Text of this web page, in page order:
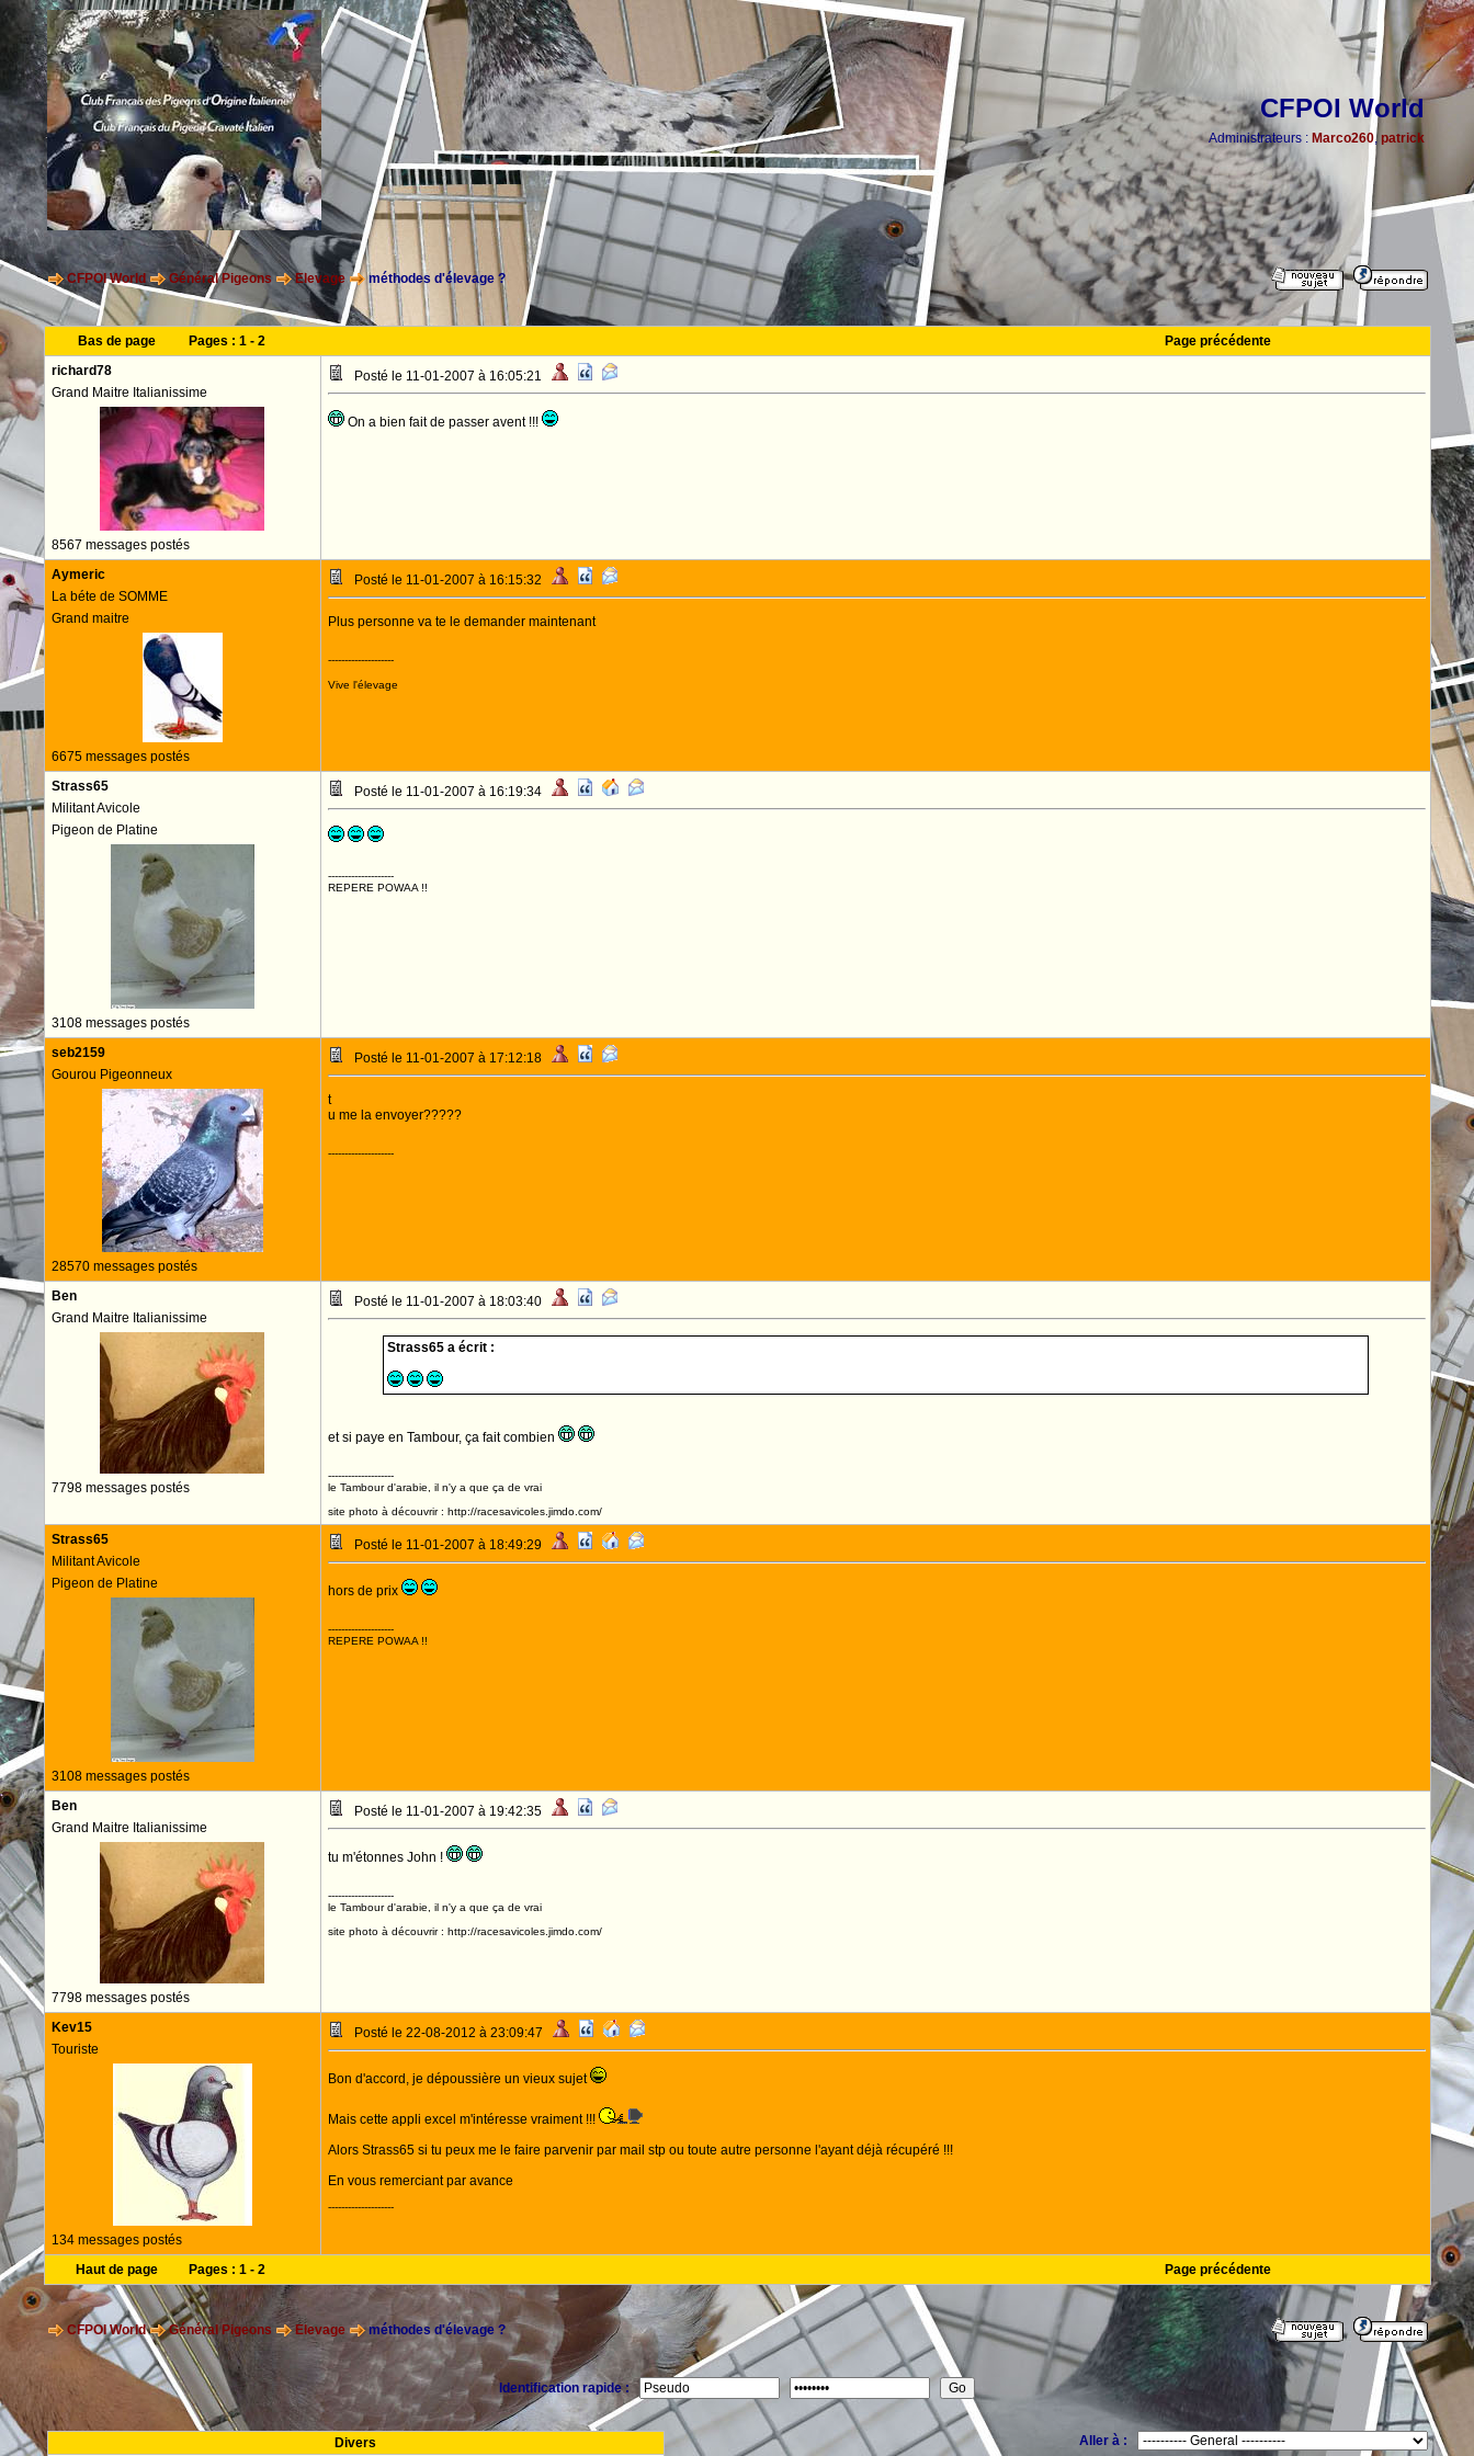
CFPOI World
Administrateurs : Marco260, patrick
CFPOI World Général Pigeons Elevage méthodes d'élevage ?
Bas de page Pages : 1- 2
Page précédente
richard78
Grand Maitre Italianissime
8567 messages postés
Posté le 11-01-2007 à 16:05:21
On a bien fait de passer avent !!!
Aymeric
La béte de SOMME
Grand maitre
6675 messages postés
Posté le 11-01-2007 à 16:15:32
Plus personne va te le demander maintenant
--------------------
Vive l'élevage
Strass65
Militant Avicole
Pigeon de Platine
3108 messages postés
Posté le 11-01-2007 à 16:19:34
--------------------
REPERE POWAA !!
seb2159
Gourou Pigeonneux
28570 messages postés
Posté le 11-01-2007 à 17:12:18
t
u me la envoyer?????
--------------------
Ben
Grand Maitre Italianissime
7798 messages postés
Posté le 11-01-2007 à 18:03:40
Strass65 a écrit :
et si paye en Tambour, ça fait combien
--------------------
le Tambour d'arabie, il n'y a que ça de vrai
site photo à découvrir : http://racesavicoles.jimdo.com/
Strass65
Militant Avicole
Pigeon de Platine
3108 messages postés
Posté le 11-01-2007 à 18:49:29
hors de prix
--------------------
REPERE POWAA !!
Ben
Grand Maitre Italianissime
7798 messages postés
Posté le 11-01-2007 à 19:42:35
tu m'étonnes John !
--------------------
le Tambour d'arabie, il n'y a que ça de vrai
site photo à découvrir : http://racesavicoles.jimdo.com/
Kev15
Touriste
134 messages postés
Posté le 22-08-2012 à 23:09:47
Bon d'accord, je dépoussière un vieux sujet
Mais cette appli excel m'intéresse vraiment !!!
Alors Strass65 si tu peux me le faire parvenir par mail stp ou toute autre personne l'ayant déjà récupéré !!!
En vous remerciant par avance
--------------------
Haut de page Pages : 1- 2 Page précédente
CFPOI World Général Pigeons Elevage méthodes d'élevage ?
Identification rapide :
Divers Aller à :